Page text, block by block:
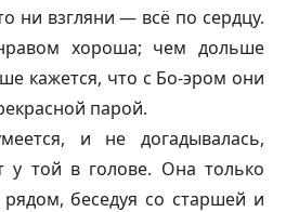
ни взгляни — всё по сердцу.
хороша; чем дольше
кажется, что с Бо-эром они
парой.
и не догадывалась,
у той в голове. Она только
беседуя со старшей и